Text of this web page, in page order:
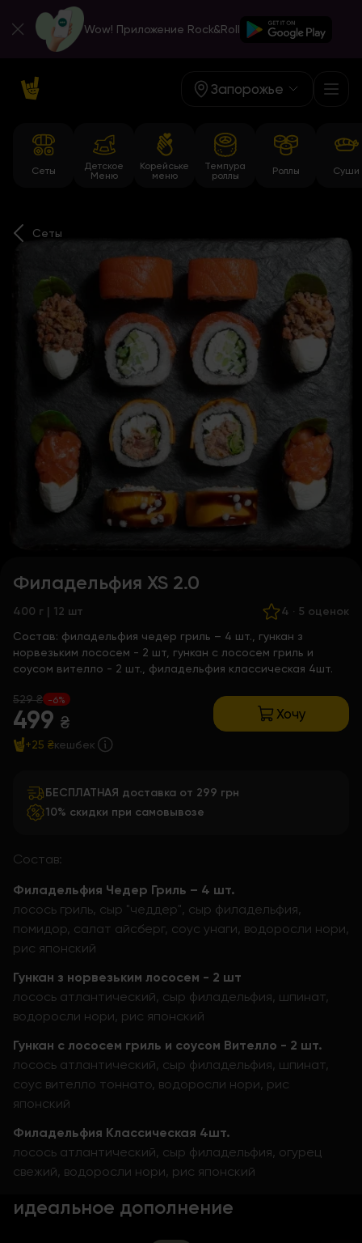
Wow! Приложение Rock&Roll
Запорожье
Сеты
Детское
Меню
Корейське
меню
Темпура
роллы
Роллы Суши
Сеты
Филадельфия XS 2.0
400 г | 12 шт 4 · 5 оценок
Состав: филадельфия чедер гриль – 4 шт., гункан з
норвезьким лососем - 2 шт, гункан с лососем гриль и
соусом вителло - 2 шт., филадельфия классическая 4шт.
529 ₴ -6%
499 ₴ Хочу
+25 ₴кешбек
БЕСПЛАТНАЯ доставка от 299 грн
10% скидки при самовывозе
Состав:
Филадельфия Чедер Гриль – 4 шт.
лосось гриль, сыр "чеддер", сыр филадельфия,
помидор, салат айсберг, соус унаги, водоросли нори,
рис японский
Гункан з норвезьким лососем - 2 шт
лосось атлантический, сыр филадельфия, шпинат,
водоросли нори, рис японский
Гункан с лососем гриль и соусом Вителло - 2 шт.
лосось атлантический, сыр филадельфия, шпинат,
соус вителло тоннато, водоросли нори, рис
японский
Филадельфия Классическая 4шт.
лосось атлантический, сыр филадельфия, огурец
свежий, водоросли нори, рис японский
идеальное дополнение